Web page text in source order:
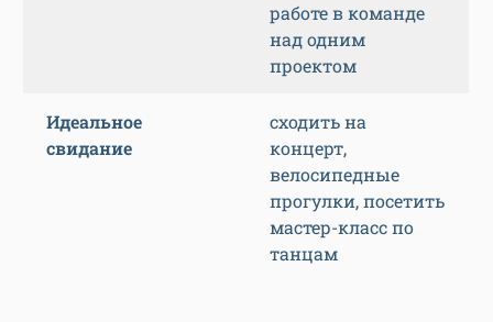
работе в команде
над одним
проектом
Идеальное
свидание
сходить на
концерт,
велосипедные
прогулки, посетить
мастер-класс по
танцам